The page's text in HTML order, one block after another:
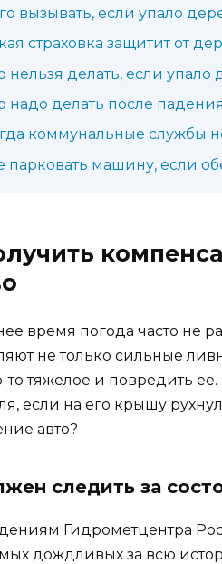
вызывать, если упало
страховка защитит от
нельзя делать, если упало
надо делать после
коммунальные службы
парковать машину, если
время погода часто не
не только сильные
то тяжелое и повредить
если на его крышу
авто?
следить за
Гидрометцентра
дождливых за всю